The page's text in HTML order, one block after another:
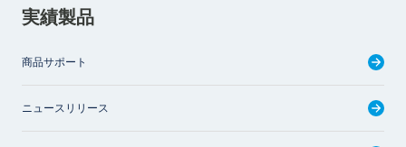
実績製品
商品サポート
ニュースリリース